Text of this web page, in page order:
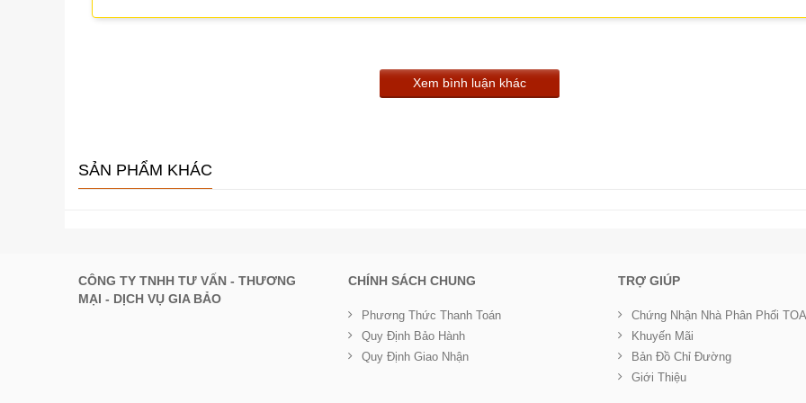
Trọng
8.2 kg
thường và gioăng vênh) x 2, Vít máy (M5 x 15) (với với gioăng thường và gioăng vênh) x 4
HY-S60W: Khung gắn loa bên tx2, Khung gắn loa phía sau x 1
Xem bình luận khác
SẢN PHẨM KHÁC
CÔNG TY TNHH TƯ VẤN - THƯƠNG
MẠI - DỊCH VỤ GIA BẢO
CHÍNH SÁCH CHUNG
Phương Thức Thanh Toán
Quy Định Bảo Hành
Quy Định Giao Nhận
TRỢ GIÚP
Chứng Nhận Nhà Phân Phối TOA
Khuyến Mãi
Bản Đồ Chỉ Đường
Giới Thiệu